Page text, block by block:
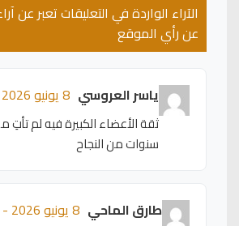
الآراء الواردة في التعليقات تعبر عن
عن رأي الموقع
ياسر العروسي 8 يونيو 2026 - 11:33
ثقة الأعضاء الكبيرة فيه لم
سنوات من النجاح
طارق الماحي 8 يونيو 2026 - 11:29